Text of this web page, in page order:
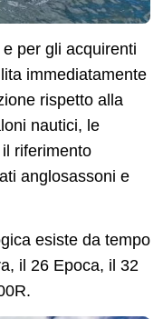
per gli acquirenti
immediatamente
rispetto alla
nautici, le
il riferimento
anglosassoni e
esiste da tempo
il 26 Epoca, il 32